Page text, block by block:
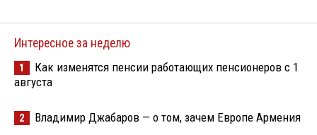
Интересное за неделю
1
Как изменятся пенсии работающих пенсионеров с 1
августа
2 Владимир Джабаров — о том, зачем Европе Армения